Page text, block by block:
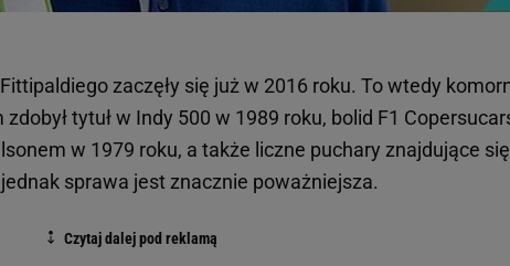
zaczęły się już w 2016 roku. To wtedy
tytuł w Indy 500 w 1989 roku, bolid F1
w 1979 roku, a także liczne puchary znajdujące
sprawa jest znacznie poważniejsza.